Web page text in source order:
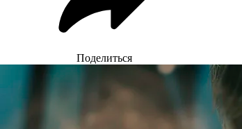
Поделиться